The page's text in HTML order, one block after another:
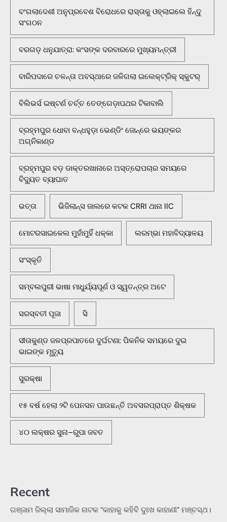
ବଂଗଲାଦେଶୀ ଅନୁପ୍ରବେଶ ବିରୋଧରେ ରାସ୍ତାକୁ ଓହ୍ଲାଇଲେ ହିନ୍ଦୁ
ସଂଗଠନ
ବରଗଡ଼ ଧନୁଯାତ୍ରା: କଂସଙ୍କ ଦରବାରରେ ମୁଖ୍ୟମନ୍ତ୍ରୀ
ବାରିପଦାରେ ଚଳନ୍ତା ଅବସ୍ଥାରେ ଜଳିଗଲା ଇଲେକ୍ଟ୍ରିକ୍ ସ୍କୁଟର୍
ବିଲିଭର୍ସ ଇଷ୍ଟର୍ଣ ଚର୍ଚ୍ଚ ତେଙ୍ଗେଡ଼ାପଥର ଟିକାବାଲି
ବ୍ରହ୍ମପୁର ଧୋବା ବନ୍ଧହୁଡ଼ା ଭେଣ୍ଡିଂ ଜୋନ୍‌ରେ ଭୟଙ୍କର
ଅଗ୍ନିକାଣ୍ଡ
ବ୍ରହ୍ମପୁର ବଡ଼ ଡାକ୍ତରଖାନାରେ ଅସ୍ତ୍ରୋପଚାର ସମୟରେ
ବିଦ୍ୟୁତ ବ୍ୟାଘାତ
ଭତ୍ତା ଭିଜିଲାନ୍ସ ଜାଲରେ କଟକ CRRI ଥାନା IIC
ମୋଟରସାଇକେଲ ମୁହାଁମୁହିଁ ଧକ୍କା ଲରମ୍ଭା ମହାବିଦ୍ୟାଳୟ
ସଂସ୍କୃତି
ସମ୍ବଲପୁରୀ ଭାଷା ମାଧୁର୍ଯ୍ୟପୂର୍ଣ ଓ ସ୍ୱତନ୍ତ୍ର ଅଟେ
ସରସ୍ବତୀ ପୂଜା ସି
ସୀତାକୁଣ୍ଡ ଜଳପ୍ରପାତରେ ଦୁର୍ଘଟଣା: ପିକନିକ ସମୟରେ ଦୁଇ
ଭାଇଙ୍କ ମୃତ୍ୟୁ
ସୁରକ୍ଷା
୧୫ ବର୍ଷ ହେଲା ୨ଟି ପେନସନ ପାଉଛନ୍ତି ଅବସରପ୍ରାପ୍ତ ଶିକ୍ଷକ
୪୦ ଲକ୍ଷର ସୁନା–ରୁପା ଜବତ
Recent
ଗଞ୍ଜାମ ଜିଲ୍ଲା ସାମାଜିକ ନାଟକ “କାହାକୁ କହିବି ଦୁଃଖ କାହାଣୀ” ମଞ୍ଚସ୍ଥ।